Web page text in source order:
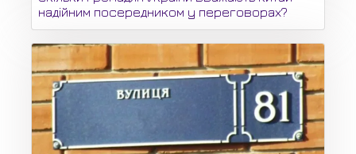
надійним посередником у переговорах?